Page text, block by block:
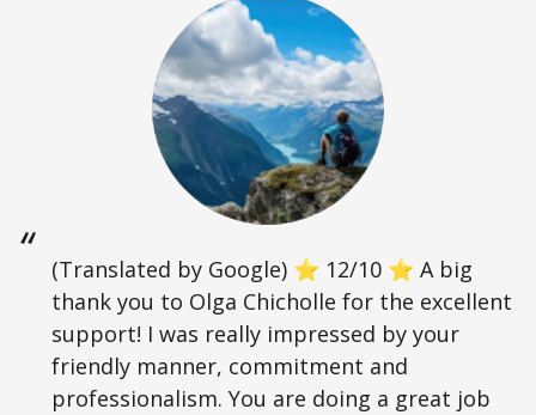
(Translated by Google) ⭐ 12/10 ⭐ A big
thank you to Olga Chicholle for the excellent
support! I was really impressed by your
friendly manner, commitment and
professionalism. You are doing a great job